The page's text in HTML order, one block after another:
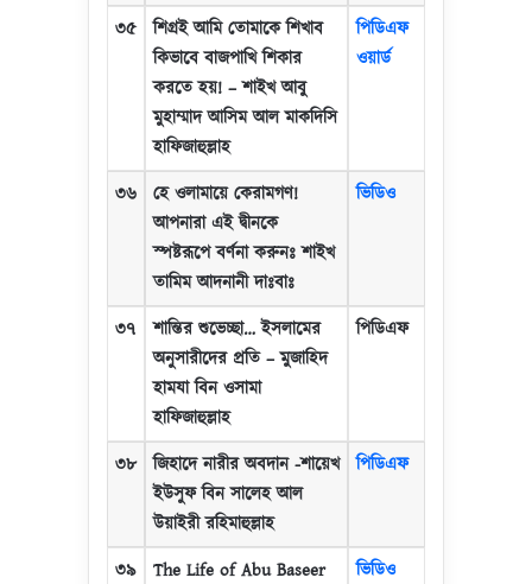
৩৫
শিগ্রই আমি তোমাকে শিখাব
কিভাবে বাজপাখি শিকার
করতে হয়! –শাইখ আবু
মুহাম্মাদ আসিম আল মাকদিসি
হাফিজাহুল্লাহ
পিডিএফ
ওয়ার্ড
৩৬
হে ওলামায়ে কেরামগণ!
আপনারা এই দ্বীনকে
স্পষ্টরূপে বর্ণনা করুনঃ শাইখ
তামিম আদনানী দাঃবাঃ
ভিডিও
৩৭ শান্তির শুভেচ্ছা…ইসলামের
অনুসারীদের প্রতি–মুজাহিদ
হামযা বিন ওসামা
হাফিজাহুল্লাহ
পিডিএফ
৩৮
জিহাদে নারীর অবদান -শায়েখ
ইউসুফ বিন সালেহ আল
উয়াইরী রহিমাহুল্লাহ
পিডিএফ
৩৯
The Life of Abu Baseer
ভিডিও